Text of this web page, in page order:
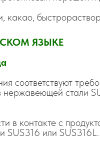
какао,
ЯЗЫКЕ
соответствуют
нержавеющей стали
в контакте с
SUS316 или SUS316L.